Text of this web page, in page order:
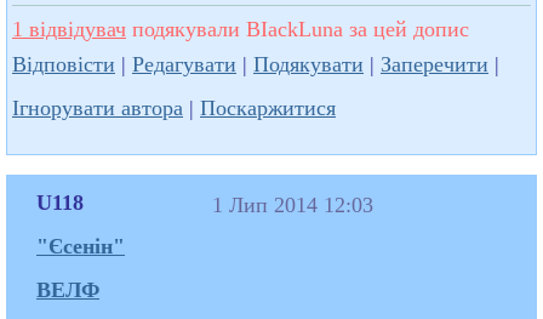
1 відвідувач подякували BIackLuna за цей допис
Відповісти | Редагувати | Подякувати | Заперечити |
Ігнорувати автора | Поскаржитися
U118
"Єсенін"
ВЕЛФ
1 Лип 2014 12:03